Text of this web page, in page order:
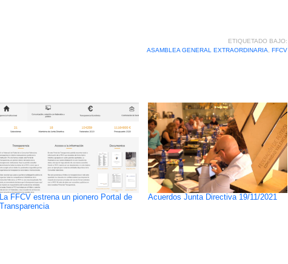
ETIQUETADO BAJO:
ASAMBLEA GENERAL EXTRAORDINARIA
FFCV
La FFCV estrena un pionero Portal de
Transparencia
Acuerdos Junta Directiva 19/11/2021